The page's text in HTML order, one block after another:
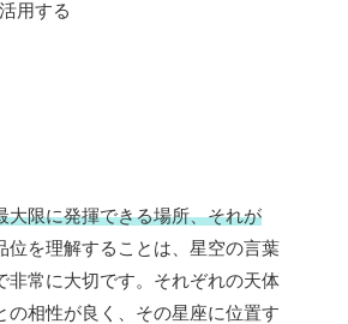
大限に発揮できる場所、それが
位を理解することは、星空の言葉
非常に大切です。それぞれの天体
の相性が良く、その星座に位置す